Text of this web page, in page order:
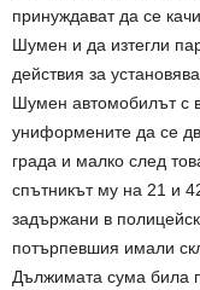
принуждават да се
Шумен и да изтегли
действия за
Шумен автомобилът с
униформените да се
града и малко след
спътникът му на 21 и
задържани в
потърпевшия имали
Дължимата сума била